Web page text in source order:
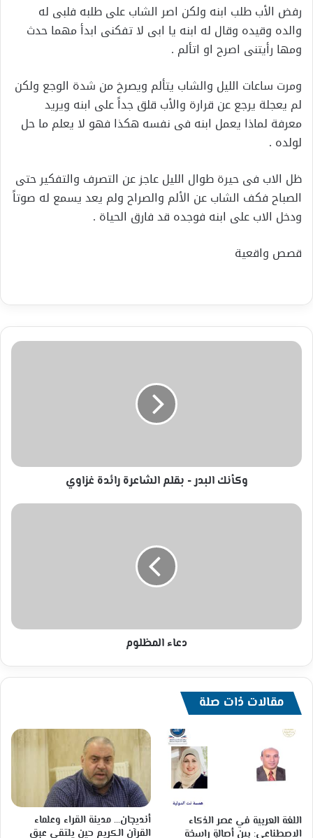
رفض الأب طلب ابنه ولكن اصر الشاب على طلبه فلبى له
والده وقيده وقال له ابنه يا ابى لا تفكنى ابدأ مهما حدث
ومها رأيتنى اصرح او اتألم .
ومرت ساعات الليل والشاب يتألم ويصرخ من شدة الوجع ولكن
لم يعجلة يرجع عن قرارة والأب قلق جداً على ابنه ويريد
معرفة لماذا يعمل ابنه فى نفسه هكذا فهو لا يعلم ما حل
لولده .
ظل الاب فى حيرة طوال الليل عاجز عن التصرف والتفكير حتى
الصباح فكف الشاب عن الألم والصراح ولم يعد يسمع له صوتاً
ودخل الاب على ابنه فوجده قد فارق الحياة .
قصص واقعية
وكأنك
وكأنك البدر - بقلم الشاعرة رائدة غزاوي
دعاء
دعاء المظلوم
مقالات ذات صلة
اللغة العربية في عصر الذكاء
الاصطناعي: بين أصالةٍ راسخة
أنديجان… مدينة القراء وعلماء
القرآن الكريم حين يلتقي عبق